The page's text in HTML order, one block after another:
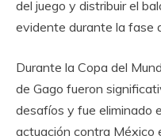
del juego y distribuir el
evidente durante la fase
Durante la Copa del
de Gago fueron
desafíos y fue eliminado
actuación contra México